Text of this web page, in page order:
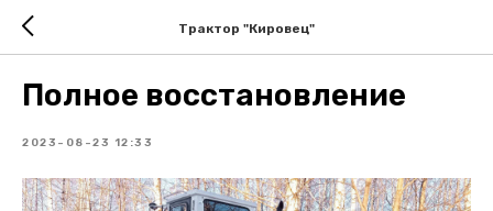
Трактор "Кировец"
Полное восстановление
2023-08-23 12:33